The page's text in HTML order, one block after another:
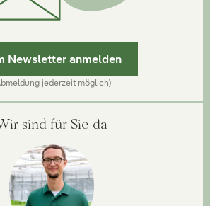
Newsletter anmelden
jederzeit möglich)
sind für Sie da